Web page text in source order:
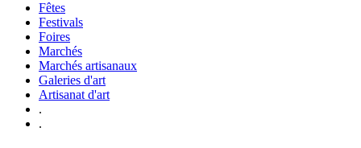
Fêtes
Festivals
Foires
Marchés
Marchés artisanaux
Galeries d'art
Artisanat d'art
.
.